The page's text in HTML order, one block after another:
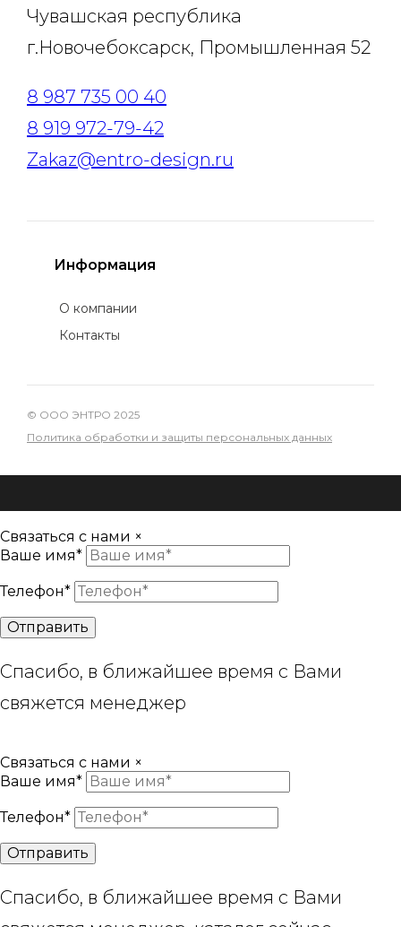
Чувашская республика
г.Новочебоксарск, Промышленная 52
8 987 735 00 40
8 919 972-79-42
Zakaz@entro-design.ru
Информация
О компании
Контакты
© ООО ЭНТРО 2025
Политика обработки и защиты персональных данных
Связаться с нами ×
Ваше имя*
Телефон*
Отправить
Спасибо, в ближайшее время с Вами
свяжется менеджер
Связаться с нами ×
Ваше имя*
Телефон*
Отправить
Спасибо, в ближайшее время с Вами